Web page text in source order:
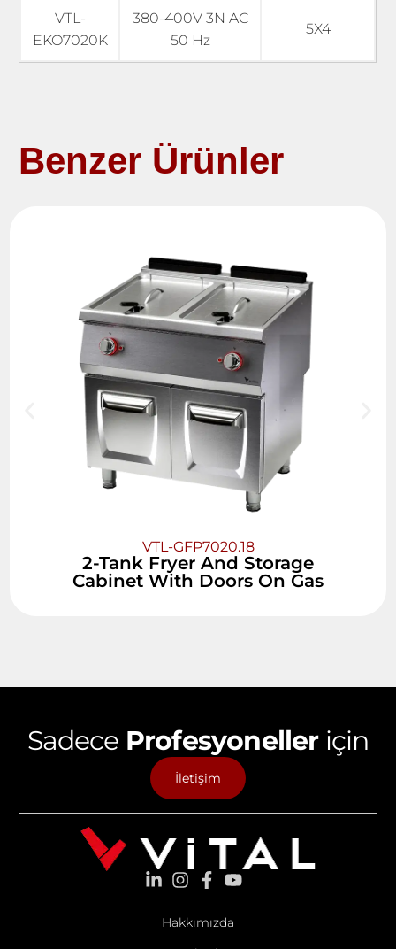
VTL-
EKO7020K
380-400V 3N AC
50 Hz
5X4
Benzer Ürünler
VTL-GFP7020.18
2-Tank Fryer And Storage
Cabinet With Doors On Gas
Sadece Profesyonelleriçin
İletişim
Hakkımızda